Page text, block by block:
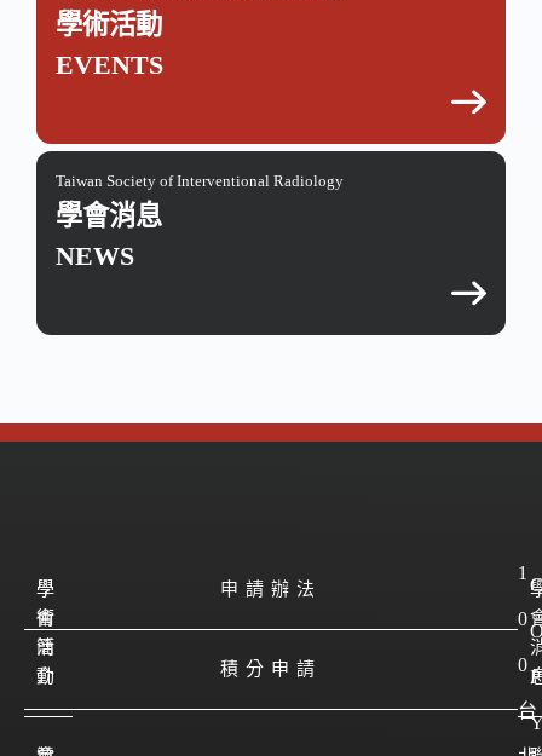
學術活動
EVENTS
Taiwan Society of Interventional Radiology
學會消息
NEWS
學
會
簡
介
學
術
活
動
申請辦法
積分申請
1
0
0
台
C
P